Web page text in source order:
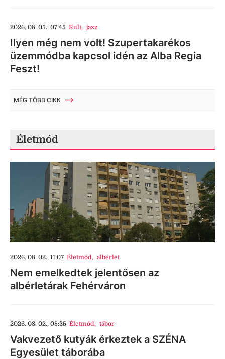
2026. 08. 05., 07:45 Kult, jazz
Ilyen még nem volt! Szupertakarékos
üzemmódba kapcsol idén az Alba Regia
Feszt!
MÉG TÖBB CIKK
Életmód
2026. 08. 02., 11:07 Életmód, albérlet
Nem emelkedtek jelentősen az
albérletárak Fehérváron
2026. 08. 02., 08:35 Életmód, tábor
Vakvezető kutyák érkeztek a SZÉNA
Egyesület táborába